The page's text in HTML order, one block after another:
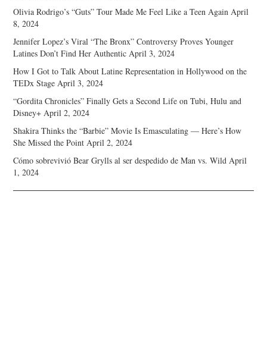
Olivia Rodrigo’s “Guts” Tour Made Me Feel Like a Teen Again April
8, 2024
Jennifer Lopez’s Viral “The Bronx” Controversy Proves Younger
Latines Don’t Find Her Authentic April 3, 2024
How I Got to Talk About Latine Representation in Hollywood on the
TEDx Stage April 3, 2024
“Gordita Chronicles” Finally Gets a Second Life on Tubi, Hulu and
Disney+ April 2, 2024
Shakira Thinks the “Barbie” Movie Is Emasculating — Here’s How
She Missed the Point April 2, 2024
Cómo sobrevivió Bear Grylls al ser despedido de Man vs. Wild April
1, 2024